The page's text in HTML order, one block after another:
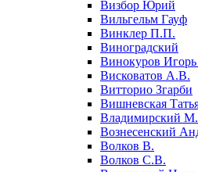
Визбор Юрий
Вильгельм Гауф
Винклер П.П.
Виноградский
Винокуров
Висковатов А.В.
Витторио Згарби
Вишневская
Владимирский М.
Вознесенский
Волков В.
Волков С.В.